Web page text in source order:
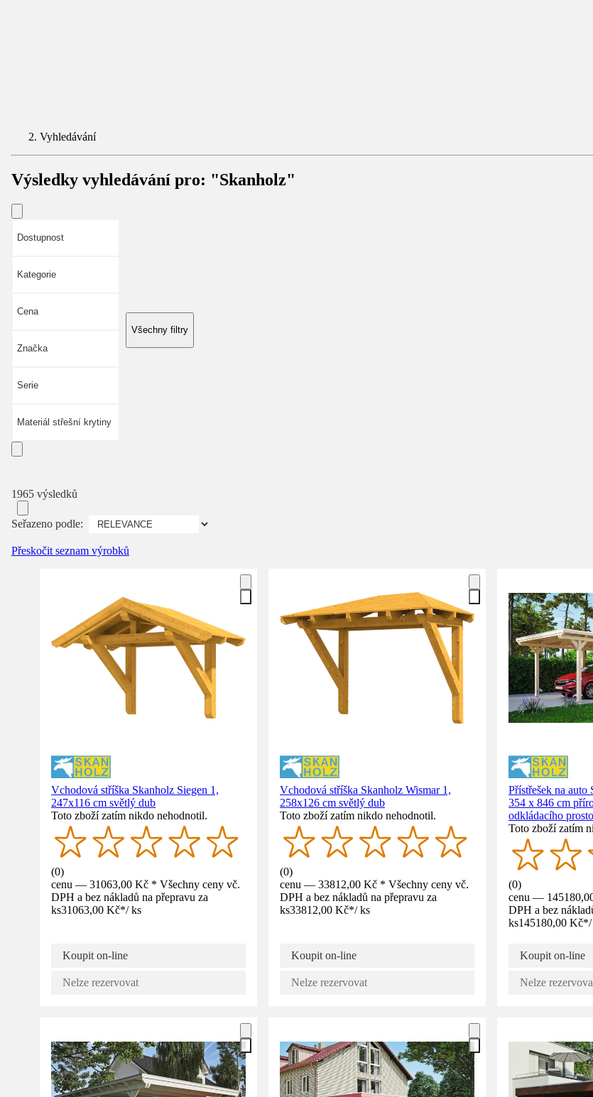
Vyhledávání
Výsledky vyhledávání pro: "Skanholz"
Dostupnost
Kategorie
Cena
Značka
Serie
Materiál střešní krytiny
Všechny filtry
1965 výsledků
Seřazeno podle:
Přeskočit seznam výrobků
Vchodová stříška Skanholz Siegen 1,
247x116 cm světlý dub
Toto zboží zatím nikdo nehodnotil.
(0)
cenu — 31063,00 Kč * Všechny ceny vč.
DPH a bez nákladů na přepravu za
ks31063,00 Kč*/ ks
Koupit on-line
Nelze rezervovat
Vchodová stříška Skanholz Wismar 1,
258x126 cm světlý dub
Toto zboží zatím nikdo nehodnotil.
(0)
cenu — 33812,00 Kč * Všechny ceny vč.
DPH a bez nákladů na přepravu za
ks33812,00 Kč*/ ks
Koupit on-line
Nelze rezervovat
Přístřešek na
354 x 846 cm
odkládacího
Toto zboží zatím
(0)
cenu —
DPH a bez
ks145180,00 Kč*/
Koupit on-line
Nelze